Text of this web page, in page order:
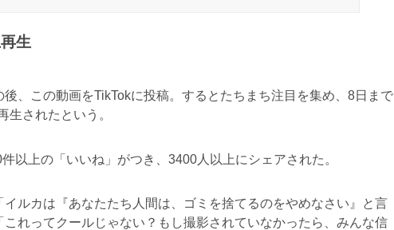
生
、この動画をTikTokに投稿。するとたちまち注目を集め、8日まで
生されたという。
以上の「いいね」がつき、3400人以上にシェアされた。
ルカは『あなたたち人間は、ゴミを捨てるのをやめなさい』と言
これってクールじゃない？もし撮影されていなかったら、みんな信